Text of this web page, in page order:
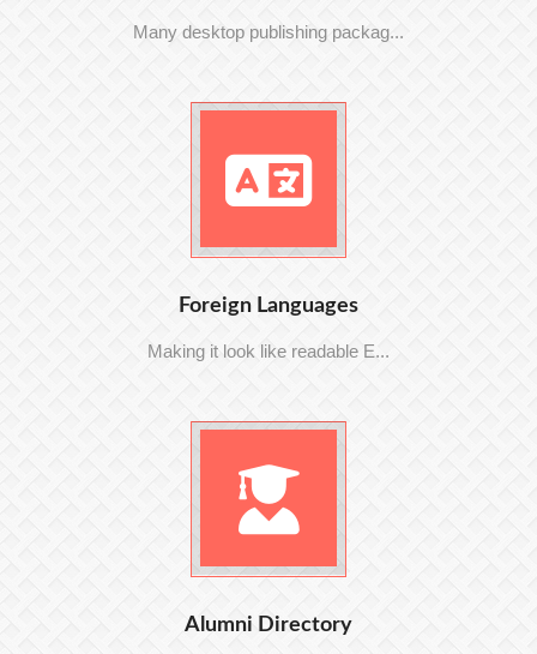
Many desktop publishing packag...
Foreign Languages
Making it look like readable E...
Alumni Directory